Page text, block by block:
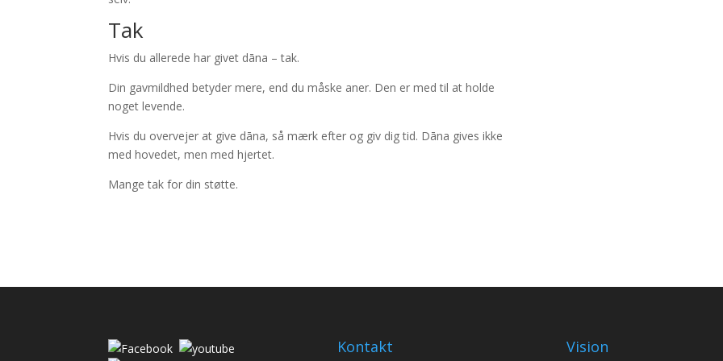
Tak
Hvis du allerede har givet dāna – tak.
Din gavmildhed betyder mere, end du måske aner. Den er med til at holde
noget levende.
Hvis du overvejer at give dāna, så mærk efter og giv dig tid. Dāna gives ikke
med hovedet, men med hjertet.
Mange tak for din støtte.
Kontakt Vision